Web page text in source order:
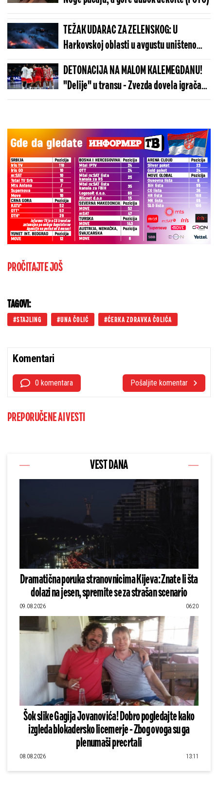
TEŽAK UDARAC ZA ZELENSKOG: U
Harkovskoj oblasti u avgustu uništeno
više od 100 „baba jaga“
DETONACIJA NA MALOM KALEMEGDANU!
"Delije" u transu - Zvezda dovela igrača
Real Madrida!
PROČITAJTE JOŠ
TAGOVI:
STAJLING UNA ČOLIĆ ĆERKA ZDRAVKA ČOLIĆA
Komentari
0 komentara Pošaljite komentar
PREPORUČENE AI VESTI
VEST DANA
Dramatična poruka stranovnicima Kijeva: Znate li šta
dolazi na jesen, spremite se za strašan scenario
09.08.2026 06:20
Šok slike Gagija Jovanovića! Dobro pogledajte kako
izgleda blokadersko licemerje - Zbog ovoga su ga
plenumaši precrtali
08.08.2026 13:11